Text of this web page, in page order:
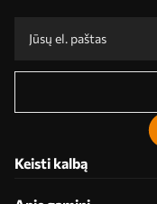
Keisti kalbą